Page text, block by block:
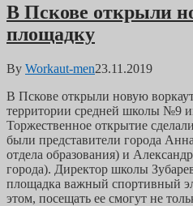
В Пскове открыли
площадку
By Workaut-men23.11.2019
В Пскове открыли новую
территории средней школы №9
Торжественное открытие
были представители города
отдела образования) и
города). Директор школы
площадка важный спортивный
этом, посещать ее смогут не